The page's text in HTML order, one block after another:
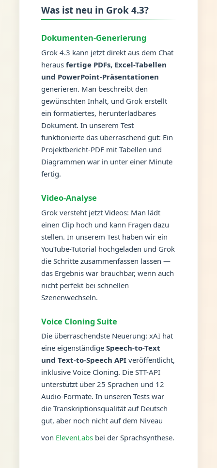
Was ist neu in Grok 4.3?
Dokumenten-Generierung
Grok 4.3 kann jetzt direkt aus dem Chat
heraus fertige PDFs, Excel-Tabellen
und PowerPoint-Präsentationen
generieren. Man beschreibt den
gewünschten Inhalt, und Grok erstellt
ein formatiertes, herunterladbares
Dokument. In unserem Test
funktionierte das überraschend gut: Ein
Projektbericht-PDF mit Tabellen und
Diagrammen war in unter einer Minute
fertig.
Video-Analyse
Grok versteht jetzt Videos: Man lädt
einen Clip hoch und kann Fragen dazu
stellen. In unserem Test haben wir ein
YouTube-Tutorial hochgeladen und Grok
die Schritte zusammenfassen lassen —
das Ergebnis war brauchbar, wenn auch
nicht perfekt bei schnellen
Szenenwechseln.
Voice Cloning Suite
Die überraschendste Neuerung: xAI hat
eine eigenständige Speech-to-Text
und Text-to-Speech APIveröffentlicht,
inklusive Voice Cloning. Die STT-API
unterstützt über 25 Sprachen und 12
Audio-Formate. In unseren Tests war
die Transkriptionsqualität auf Deutsch
gut, aber noch nicht auf dem Niveau
von ElevenLabsbei der Sprachsynthese.